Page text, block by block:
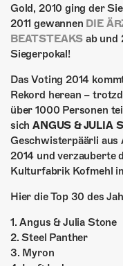
SHOP
Gold, 2010 ging der
2011 gewannen DIE
BEATSTEAKS ab und
Siegerpokal!
Das Voting 2014
Rekord herean –
über 1000 Personen
sichANGUS & JULIA
Geschwisterpäärli
2014 und verzauberte
Kulturfabrik Kofmehl
Hier die Top 30 des
1. Angus & Julia Stone
2. Steel Panther
3. Myron